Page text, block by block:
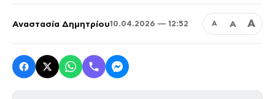
Αναστασία Δημητρίου10.04.2026 — 12:52 Α Α Α